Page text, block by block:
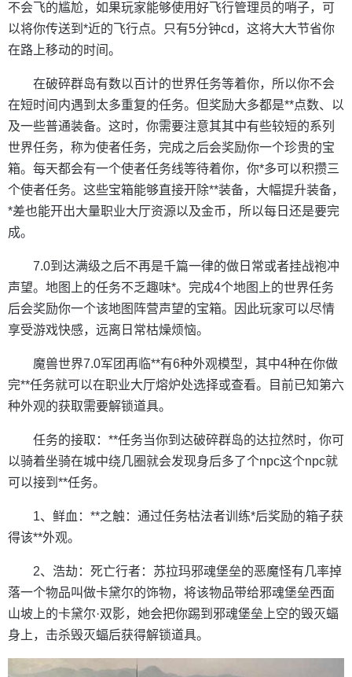
不会飞的尴尬，如果玩家能够使用好飞行管理员的哨子，可
以将你传送到*近的飞行点。只有5分钟cd，这将大大节省你
在路上移动的时间。
在破碎群岛有数以百计的世界任务等着你，所以你不会
在短时间内遇到太多重复的任务。但奖励大多都是**点数、以
及一些普通装备。这时，你需要注意其其中有些较短的系列
世界任务，称为使者任务，完成之后会奖励你一个珍贵的宝
箱。每天都会有一个使者任务线等待着你，你*多可以积攒三
个使者任务。这些宝箱能够直接开除**装备，大幅提升装备，
*差也能开出大量职业大厅资源以及金币，所以每日还是要完
成。
7.0到达满级之后不再是千篇一律的做日常或者挂战袍冲
声望。地图上的任务不乏趣味*。完成4个地图上的世界任务
后会奖励你一个该地图阵营声望的宝箱。因此玩家可以尽情
享受游戏快感，远离日常枯燥烦恼。
魔兽世界7.0军团再临**有6种外观模型，其中4种在你做
完**任务就可以在职业大厅熔炉处选择或查看。目前已知第六
种外观的获取需要解锁道具。
任务的接取：**任务当你到达破碎群岛的达拉然时，你可
以骑着坐骑在城中绕几圈就会发现身后多了个npc这个npc就
可以接到**任务。
1、鲜血：**之触：通过任务枯法者训练*后奖励的箱子获
得该**外观。
2、浩劫：死亡行者：苏拉玛邪魂堡垒的恶魔怪有几率掉
落一个物品叫做卡黛尔的饰物，将该物品带给邪魂堡垒西面
山坡上的卡黛尔·双影，她会把你踢到邪魂堡垒上空的毁灭蝠
身上，击杀毁灭蝠后获得解锁道具。